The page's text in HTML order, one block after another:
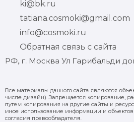
ki@bk.ru
tatiana.cosmoki@gmail.com
info@cosmoki.ru
Обратная связь с сайта
РФ, г. Москва Ул Гарибальди
Все материалы данного сайта являются
числе дизайн). Запрещается копирование,
путем копирования на другие сайты и
иное использование информации и
согласия правообладателя.